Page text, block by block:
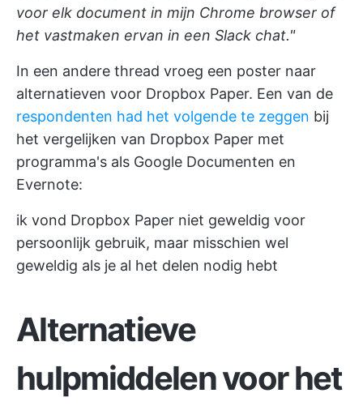
voor elk document in mijn Chrome browser of
het vastmaken ervan in een Slack chat."
In een andere thread vroeg een poster naar
alternatieven voor Dropbox Paper. Een van de
respondenten had het volgende te zeggen bij
het vergelijken van Dropbox Paper met
programma's als Google Documenten en
Evernote:
ik vond Dropbox Paper niet geweldig voor
persoonlijk gebruik, maar misschien wel
geweldig als je al het delen nodig hebt
Alternatieve
hulpmiddelen voor het